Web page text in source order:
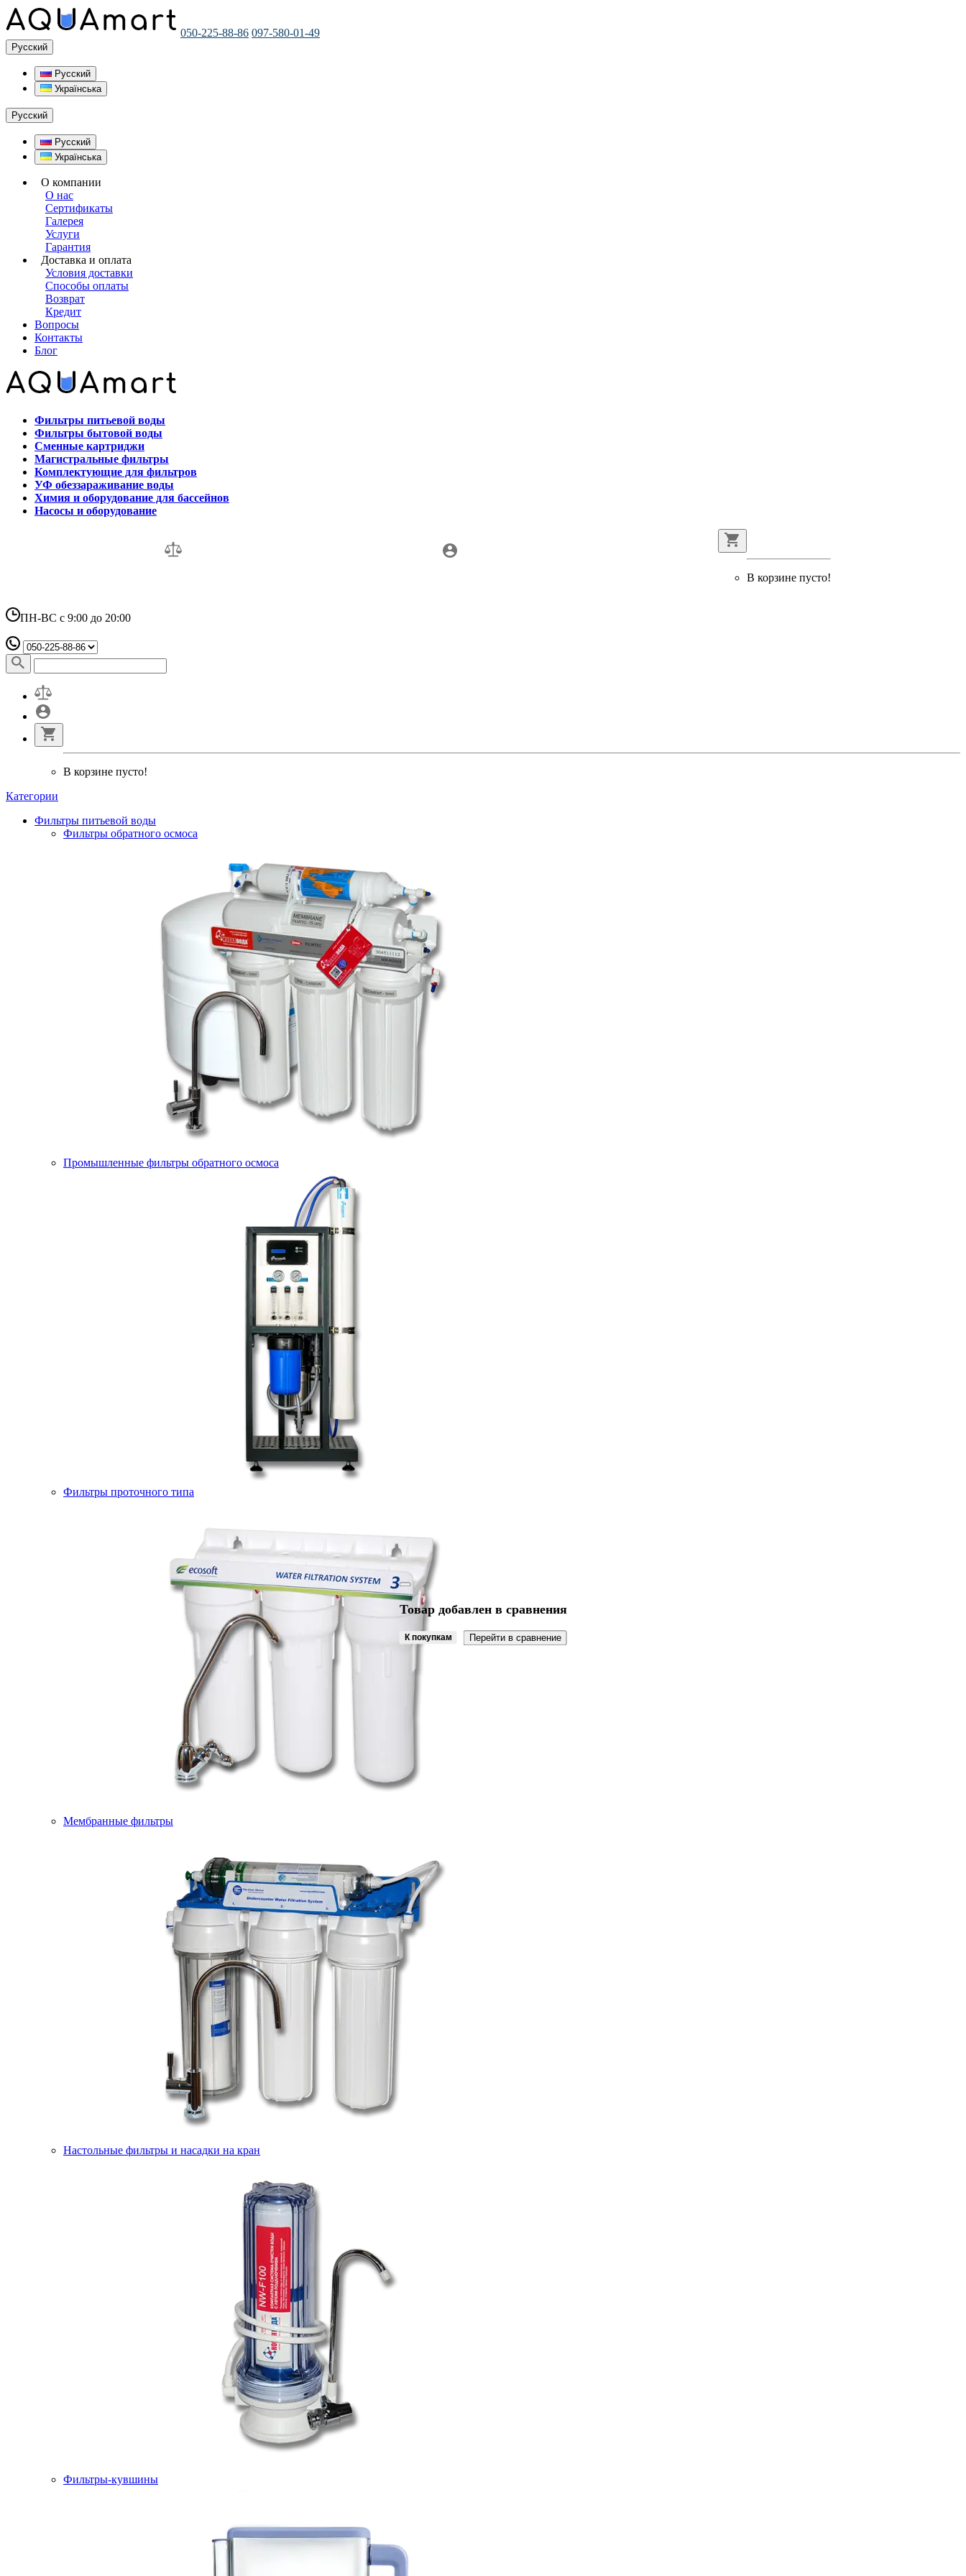
050-225-88-86 097-580-01-49
Русский
Русский
Українська
Русский
Русский
Українська
О компании
О нас
Сертификаты
Галерея
Услуги
Гарантия
Доставка и оплата
Условия доставки
Способы оплаты
Возврат
Кредит
Вопросы
Контакты
Блог
Фильтры питьевой воды
Фильтры бытовой воды
Сменные картриджи
Магистральные фильтры
Комплектующие для фильтров
УФ обеззараживание воды
Химия и оборудование для бассейнов
Насосы и оборудование
В корзине пусто!
ПН-ВС с 9:00 до 20:00
В корзине пусто!
Категории
Фильтры питьевой воды
Фильтры обратного осмоса
Промышленные фильтры обратного осмоса
Фильтры проточного типа
Мембранные фильтры
Настольные фильтры и насадки на кран
Фильтры-кувшины
Товар добавлен в сравнения
К покупкам Перейти в сравнение